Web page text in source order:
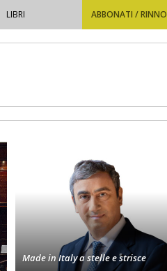
LIBRI ABBONATI /
Made in Italy a stelle e strisce